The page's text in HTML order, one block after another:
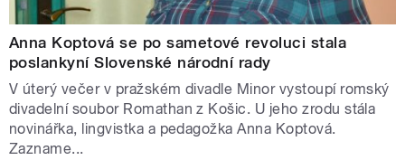
Anna Koptová se po sametové revoluci stala
poslankyní Slovenské národní rady
V úterý večer v pražském divadle Minor vystoupí romský
divadelní soubor Romathan z Košic. U jeho zrodu stála
novinářka, lingvistka a pedagožka Anna Koptová.
Zazname...